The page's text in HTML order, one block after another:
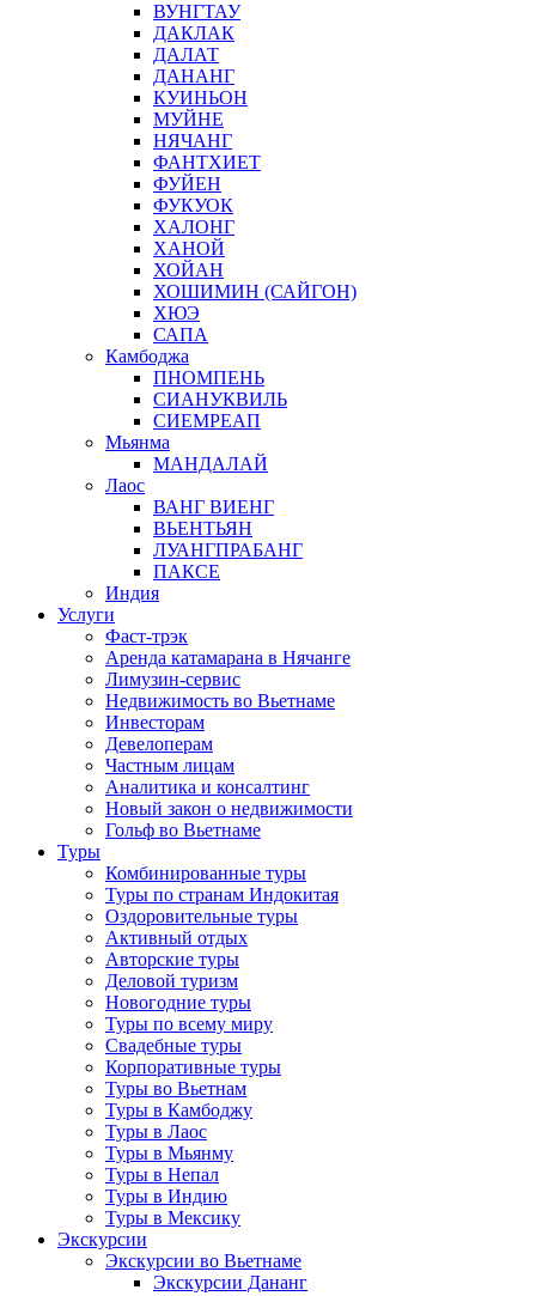
ВУНГТАУ
ДАКЛАК
ДАЛАТ
ДАНАНГ
КУИНЬОН
МУЙНЕ
НЯЧАНГ
ФАНТХИЕТ
ФУЙЕН
ФУКУОК
ХАЛОНГ
ХАНОЙ
ХОЙАН
ХОШИМИН (САЙГОН)
ХЮЭ
САПА
Камбоджа
ПНОМПЕНЬ
СИАНУКВИЛЬ
СИЕМРЕАП
Мьянма
МАНДАЛАЙ
Лаос
ВАНГ ВИЕНГ
ВЬЕНТЬЯН
ЛУАНГПРАБАНГ
ПАКСЕ
Индия
Услуги
Фаст-трэк
Аренда катамарана в Нячанге
Лимузин-сервис
Недвижимость во Вьетнаме
Инвесторам
Девелоперам
Частным лицам
Аналитика и консалтинг
Новый закон о недвижимости
Гольф во Вьетнаме
Туры
Комбинированные туры
Туры по странам Индокитая
Оздоровительные туры
Активный отдых
Авторские туры
Деловой туризм
Новогодние туры
Туры по всему миру
Свадебные туры
Корпоративные туры
Туры во Вьетнам
Туры в Камбоджу
Туры в Лаос
Туры в Мьянму
Туры в Непал
Туры в Индию
Туры в Мексику
Экскурсии
Экскурсии во Вьетнаме
Экскурсии Дананг